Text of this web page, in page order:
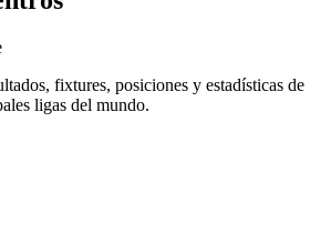
fixtures, posiciones y estadísticas de
ligas del mundo.